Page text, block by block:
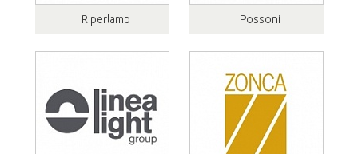
Riperlamp Possoni